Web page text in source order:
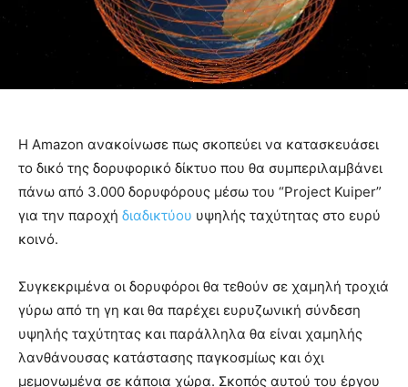
Η Amazon ανακοίνωσε πως σκοπεύει να κατασκευάσει
το δικό της δορυφορικό δίκτυο που θα συμπεριλαμβάνει
πάνω από 3.000 δορυφόρους μέσω του “Project Kuiper”
για την παροχή διαδικτύου υψηλής ταχύτητας στο ευρύ
κοινό.
Συγκεκριμένα οι δορυφόροι θα τεθούν σε χαμηλή τροχιά
γύρω από τη γη και θα παρέχει ευρυζωνική σύνδεση
υψηλής ταχύτητας και παράλληλα θα είναι χαμηλής
λανθάνουσας κατάστασης παγκοσμίως και όχι
μεμονωμένα σε κάποια χώρα. Σκοπός αυτού του έργου